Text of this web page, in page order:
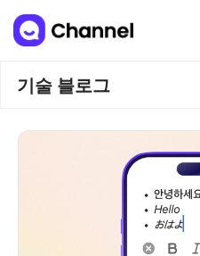
기술 블로그